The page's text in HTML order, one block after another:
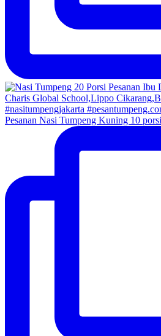
Pesanan Nasi Tumpeng Kuning 10